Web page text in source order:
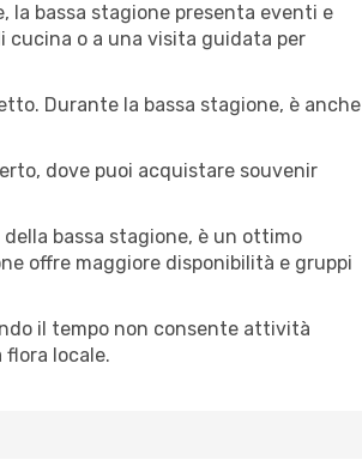
bassa stagione presenta eventi e
cucina o a una visita guidata per
Durante la bassa stagione, è anche
dove puoi acquistare souvenir
bassa stagione, è un ottimo
offre maggiore disponibilità e gruppi
il tempo non consente attività
locale.